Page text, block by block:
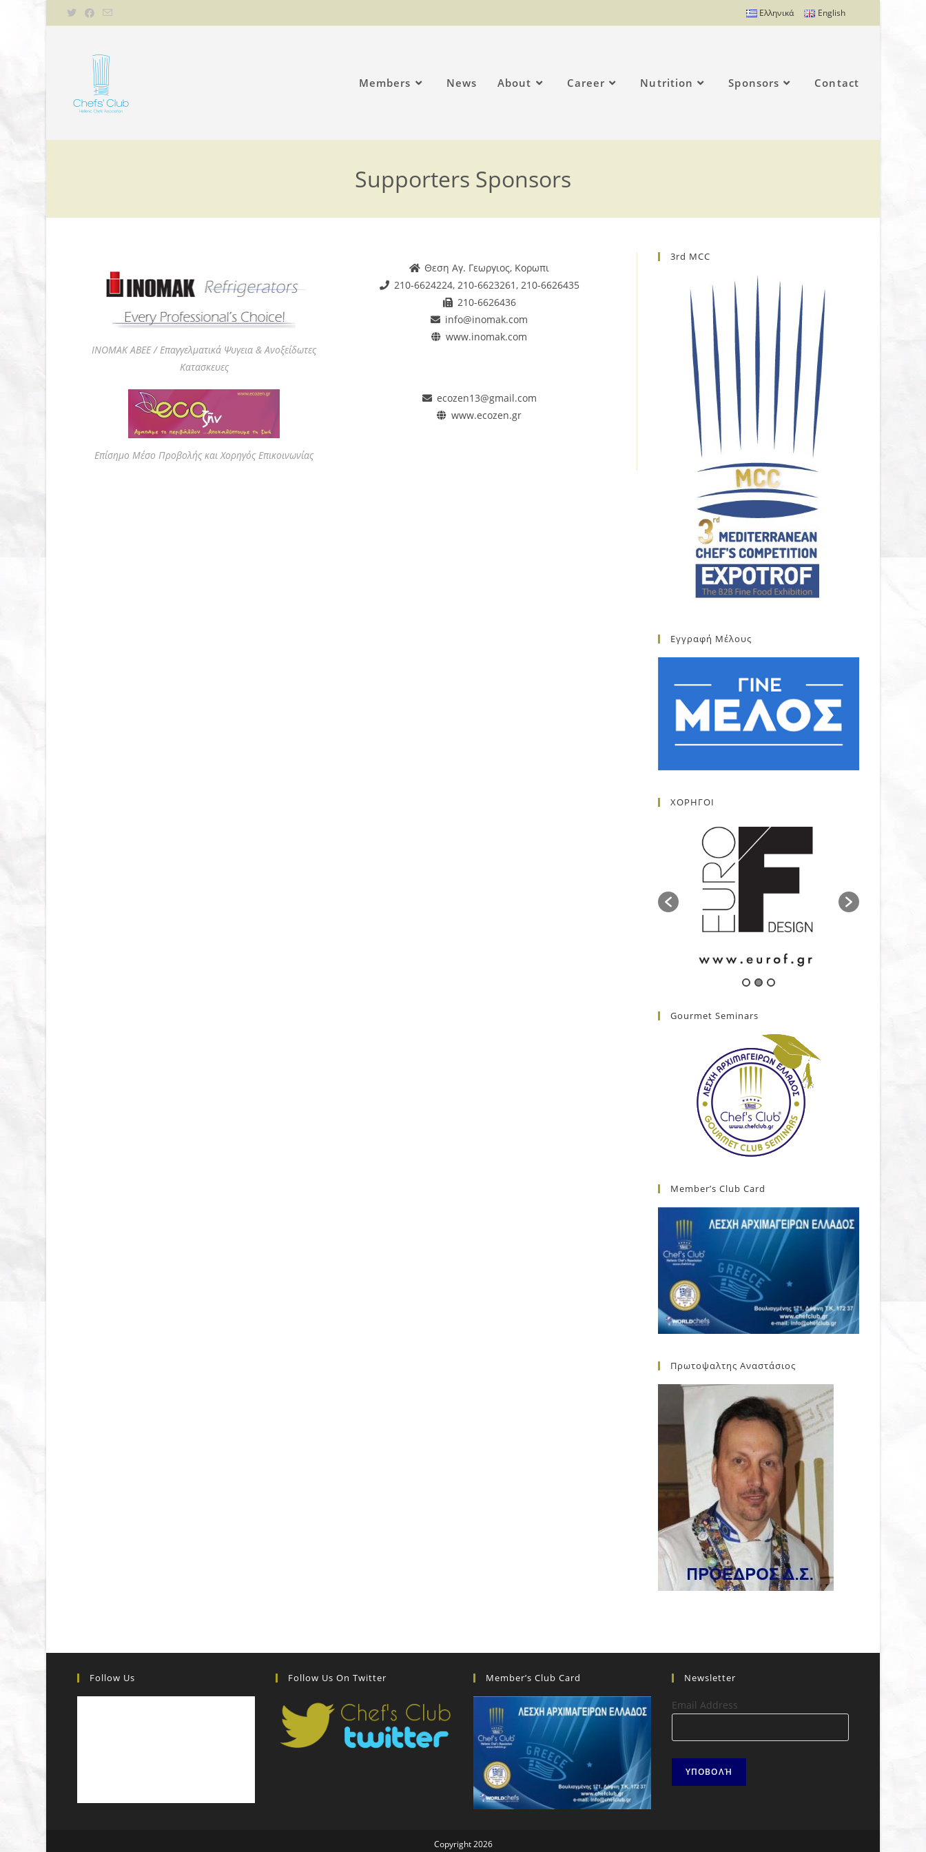
Ελληνικά English
Members News About Career Nutrition Sponsors Contact
Supporters Sponsors
ΙΝΟΜΑΚ ΑΒΕΕ / Επαγγελματικά Ψυγεια & Ανοξείδωτες
Κατασκευες
Θεση Αγ. Γεωργιος, Κορωπι
210-6624224, 210-6623261, 210-6626435
210-6626436
info@inomak.com
www.inomak.com
Επίσημο Μέσο Προβολής και Χορηγός Επικοινωνίας
ecozen13@gmail.com
www.ecozen.gr
3rd MCC
Εγγραφή Μέλους
ΧΟΡΗΓΟΙ
Gourmet Seminars
Member’s Club Card
Πρωτοψαλτης Αναστάσιος
Follow Us Follow Us On Twitter Member’s Club Card Newsletter
Email Address
Copyright 2026